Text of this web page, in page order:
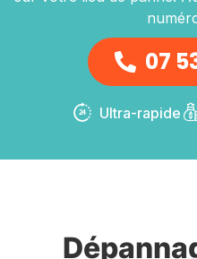
07
Ultra-rapide